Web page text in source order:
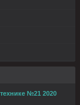
№21 2020